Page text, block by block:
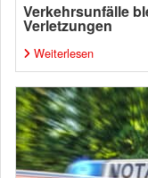
Verkehrsunfälle
Verletzungen
Weiterlesen